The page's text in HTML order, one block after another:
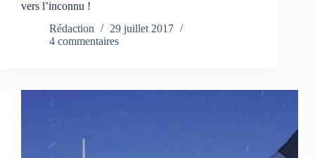
vers l’inconnu !
Rédaction
29 juillet 2017
4 commentaires